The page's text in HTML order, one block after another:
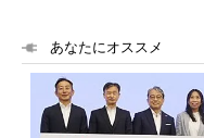
あなたにオススメ